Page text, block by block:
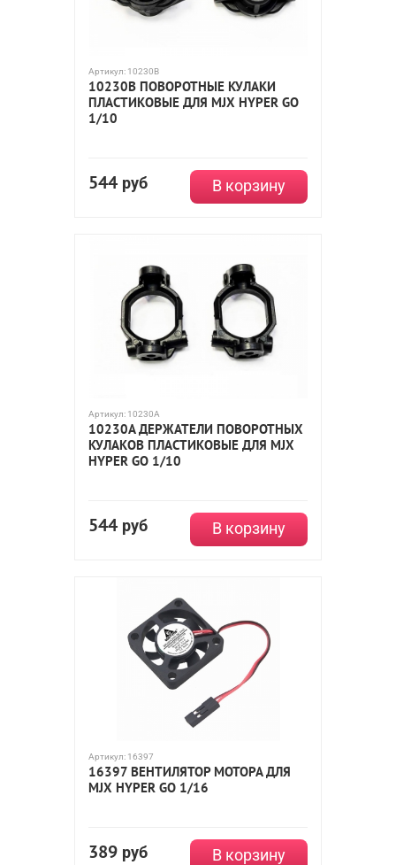
Артикул: 10230B
10230B ПОВОРОТНЫЕ КУЛАКИ
ПЛАСТИКОВЫЕ ДЛЯ MJX HYPER GO
1/10
544 руб В корзину
Артикул: 10230A
10230A ДЕРЖАТЕЛИ ПОВОРОТНЫХ
КУЛАКОВ ПЛАСТИКОВЫЕ ДЛЯ MJX
HYPER GO 1/10
544 руб В корзину
Артикул: 16397
16397 ВЕНТИЛЯТОР МОТОРА ДЛЯ
MJX HYPER GO 1/16
389 руб В корзину